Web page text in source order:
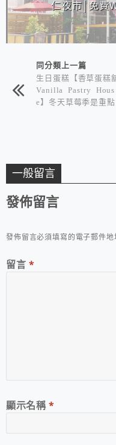
仁夜市│免費
同分類上一篇
生日蛋糕【香草蛋糕
Vanilla Pastry Hous
e】冬天草莓季是重點
一般留言
發佈留言
發佈留言必須填寫的電子郵件地
留言 *
顯示名稱*